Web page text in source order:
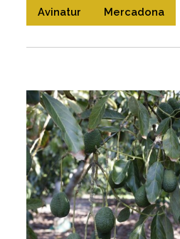
Avinatur Mercadona